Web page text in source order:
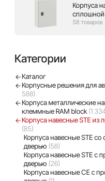
Корпуса
58 товаров
Категории
Каталог
Корпусные решения для
588)
Корпуса металлические
клеммные RAM block (1
Корпуса навесные STE из
(85)
Корпуса навесные STE
дверью (58)
Корпуса навесные STE с
дверью (26)
Корпуса навесные CE с